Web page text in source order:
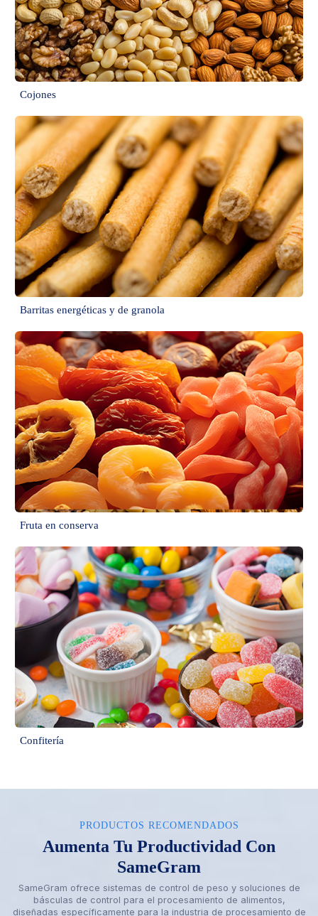
Cojones
Barritas energéticas y de granola
Fruta en conserva
Confitería
PRODUCTOS RECOMENDADOS
Aumenta Tu Productividad Con
SameGram
SameGram ofrece sistemas de control de peso y soluciones de
básculas de control para el procesamiento de alimentos,
diseñadas específicamente para la industria de procesamiento de